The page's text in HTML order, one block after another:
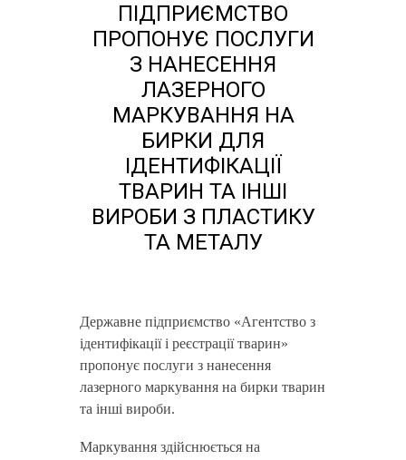
ПІДПРИЄМСТВО
ПРОПОНУЄ ПОСЛУГИ
З НАНЕСЕННЯ
ЛАЗЕРНОГО
МАРКУВАННЯ НА
БИРКИ ДЛЯ
ІДЕНТИФІКАЦІЇ
ТВАРИН ТА ІНШІ
ВИРОБИ З ПЛАСТИКУ
ТА МЕТАЛУ
Державне підприємство «Агентство з
ідентифікації і реєстрації тварин»
пропонує послуги з нанесення
лазерного маркування на бирки тварин
та інші вироби.
Маркування здійснюється на